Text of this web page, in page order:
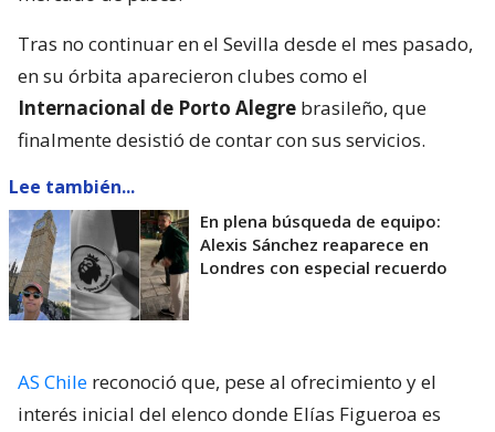
Tras no continuar en el Sevilla desde el mes pasado,
en su órbita aparecieron clubes como el
Internacional de Porto Alegre brasileño, que
finalmente desistió de contar con sus servicios.
Lee también...
En plena búsqueda de equipo:
Alexis Sánchez reaparece en
Londres con especial recuerdo
AS Chile reconoció que, pese al ofrecimiento y el
interés inicial del elenco donde Elías Figueroa es